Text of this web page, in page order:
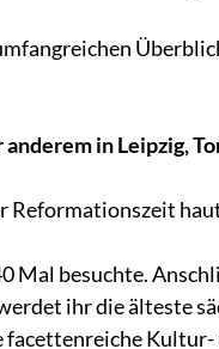
in Leipzig,
Reformationszeit
Mal besuchte.
ihr die älteste